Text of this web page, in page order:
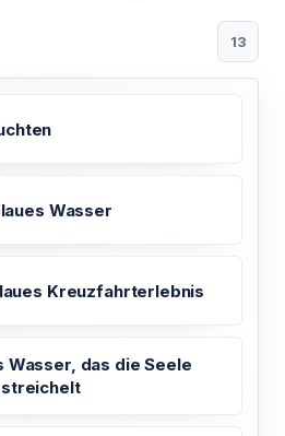
13
Wasser
Kreuzfahrterlebnis
das die Seele
streichelt